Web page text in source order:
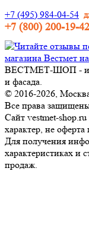
+7 (495) 984-04-54
+7 (800) 200-19-42
ВЕСТМЕТ-ШОП -
и фасада.
© 2016-2026,
Все права
Сайт vestmet-
характер, не
Для получения
характеристиках и
продаж.